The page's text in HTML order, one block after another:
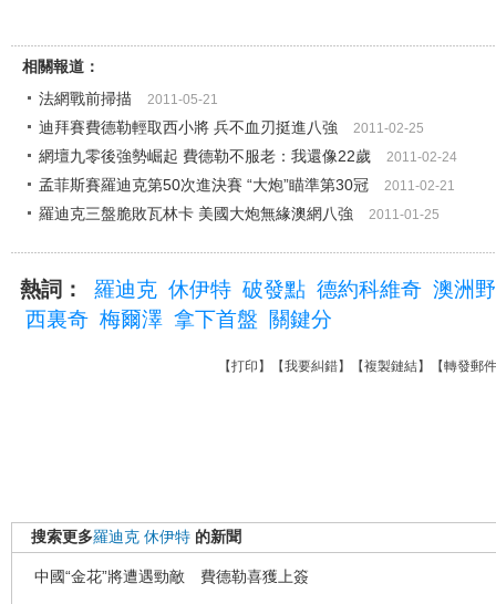
相關報道：
法網戰前掃描
2011-05-21
迪拜賽費德勒輕取西小將 兵不血刃挺進八強 2011-02-25
網壇九零後強勢崛起 費德勒不服老：我還像22歲 2011-02-24
孟菲斯賽羅迪克第50次進決賽 “大炮”瞄準第30冠 2011-02-21
羅迪克三盤脆敗瓦林卡 美國大炮無緣澳網八強 2011-01-25
熱詞： 羅迪克 休伊特 破發點 德約科維奇 澳洲
西裏奇 梅爾澤 拿下首盤 關鍵分
【打印 】【我要糾錯】【複製鏈結】【轉發郵件
搜索更多羅迪克 休伊特 的新聞
中國“金花”將遭遇勁敵 費德勒喜獲上簽